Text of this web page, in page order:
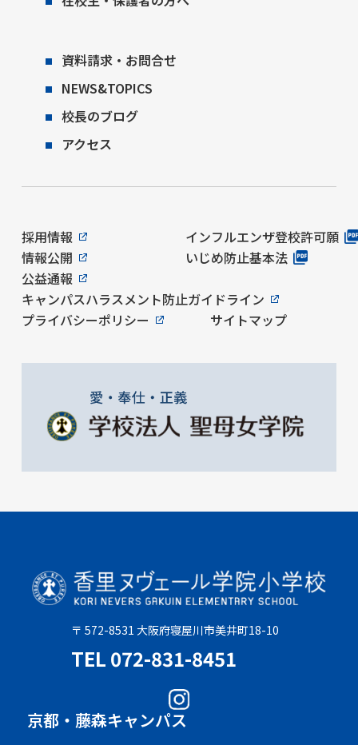
資料請求・お問合せ
NEWS&TOPICS
校長のブログ
アクセス
採用情報
インフルエンザ登校許可願
情報公開
いじめ防止基本法
公益通報
キャンパスハラスメント防止ガイドライン
プライバシーポリシー
サイトマップ
〒 572-8531 大阪府寝屋川市美井町18-10
TEL 072-831-8451
京都・藤森キャンパス